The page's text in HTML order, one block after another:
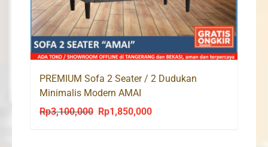
PREMIUM Sofa 2 Seater / 2 Dudukan
Minimalis Modern AMAI
Rp3,100,000
Original
Rp1,850,000Current